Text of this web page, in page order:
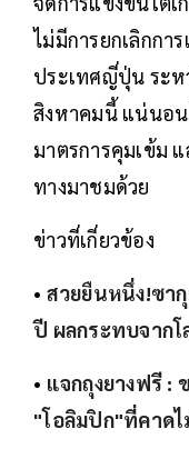
ไม่มีการยกเลิกกา
ประเทศญี่ปุ่น ระห
สิงหาคมนี้ แน่นอน
มาตรการคุมเข้ม
ทางมาชมด้วย
ข่าวที่เกี่ยวข้อง
• สวยยืนหนึ่ง!ซา
ปี ผลกระทบจากโ
• แจกถุงยางฟรี :
"โอลิมปิก"ที่คาดไ